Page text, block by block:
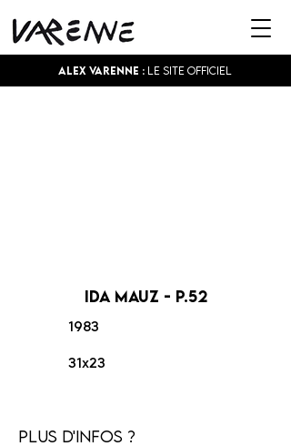
Alex Varenne : Le site officiel
Ida Mauz - p.52
1983
31x23
Plus d'infos ?